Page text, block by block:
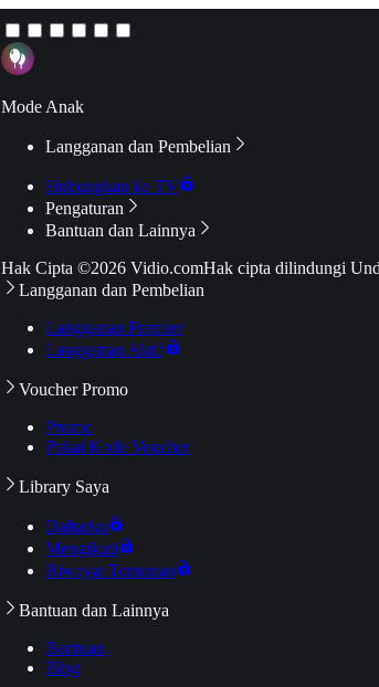
Mode Anak
Langganan dan Pembelian
Hubungkan ke TV
Pengaturan
Bantuan dan Lainnya
Hak Cipta ©2026 Vidio.comHak cipta dilindungi
Langganan dan Pembelian
Langganan Premier
Langganan Aktif
Voucher Promo
Promo
Pakai Kode Voucher
Library Saya
Daftarku
Mengikuti
Riwayat Tontonan
Bantuan dan Lainnya
Bantuan
Blog